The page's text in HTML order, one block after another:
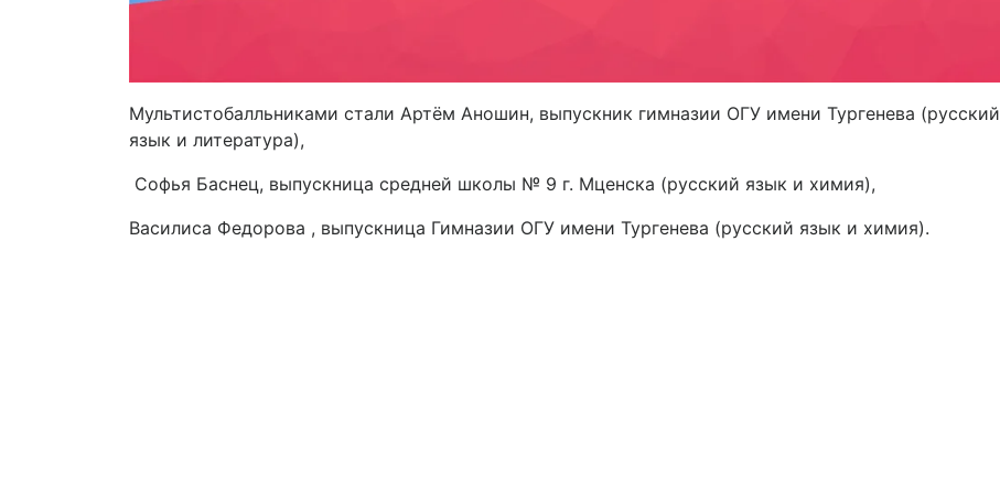
Мультистобалльниками стали Артём Аношин, выпускник гимназии ОГУ имени Тургенева (русский
язык и литература),
Софья Баснец, выпускница средней школы № 9 г. Мценска (русский язык и химия),
Василиса Федорова , выпускница Гимназии ОГУ имени Тургенева (русский язык и химия).